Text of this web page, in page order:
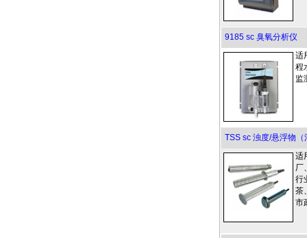
9185 sc 臭氧分析仪
适
程
监
TSS sc 浊度/悬浮物
适
厂
行
茶
市